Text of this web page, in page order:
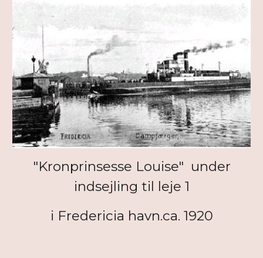
"Kronprinsesse Louise" under
indsejling til leje 1
i Fredericia havn.ca. 1920